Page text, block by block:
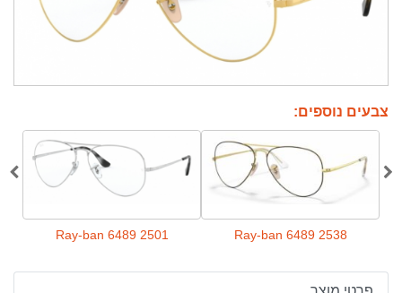
צבעים נוספים:
Ray-ban 6489 2538
Ray-ban 6489 2501